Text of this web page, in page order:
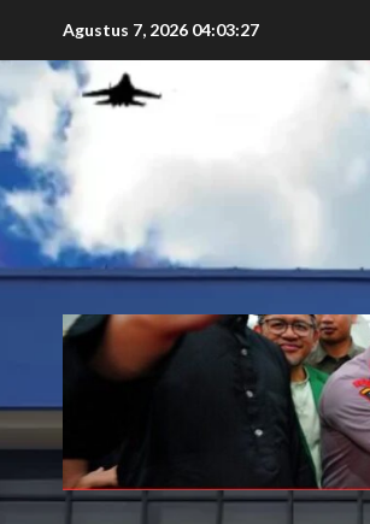
Agustus 7, 2026 04:03:29